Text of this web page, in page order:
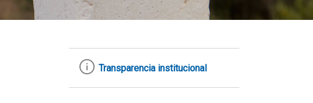
Transparencia institucional